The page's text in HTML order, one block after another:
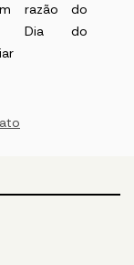
razão do
Dia do